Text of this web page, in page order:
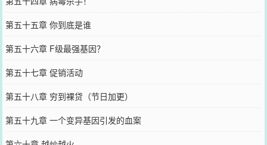
第五十五章 你到底是谁
第五十六章 F级最强基因？
第五十七章 促销活动
第五十八章 穷到裸贷（节日加更）
第五十九章 一个变异基因引发的血案